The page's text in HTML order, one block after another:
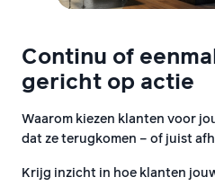
Continu of
gericht op actie
Waarom kiezen klanten voor
dat ze terugkomen – of juist
Krijg inzicht in hoe klanten